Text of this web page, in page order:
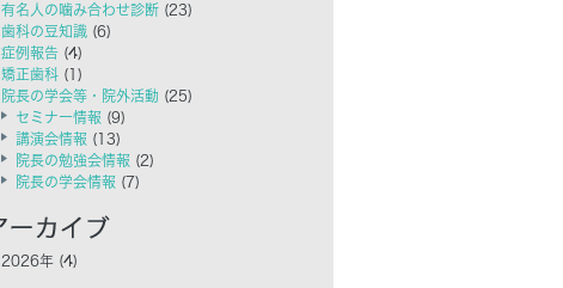
有名人の噛み合わせ診断 (23)
歯科の豆知識 (6)
症例報告 (4)
矯正歯科 (1)
院長の学会等・院外活動 (25)
セミナー情報 (9)
講演会情報 (13)
院長の勉強会情報 (2)
院長の学会情報 (7)
2026年 (4)